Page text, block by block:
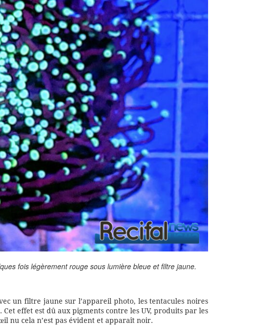
fois légèrement rouge sous lumière bleue et filtre jaune.
un filtre jaune sur l’appareil photo, les tentacules noires
effet est dû aux pigments contre les UV, produits par les
nu cela n’est pas évident et apparaît noir.